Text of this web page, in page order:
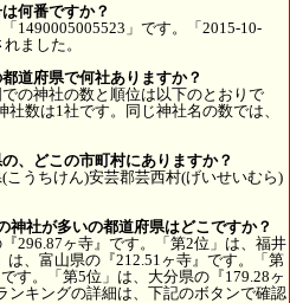
何番ですか？
1490005005523」です。「2015-10-
ました。
道府県で何社ありますか？
の神社の数と順位は以下のとおりで
数は1社です。同じ神社名の数では、
、どこの市町村にありますか？
こうちけん)安芸郡芸西村(げいせいむら)
神社が多いの都道府県はどこですか？
296.87ヶ寺』です。「第2位」は、福井
は、富山県の『212.51ヶ寺』です。「第
す。「第5位」は、大分県の『179.28ヶ
ンキングの詳細は、下記のボタンで確認